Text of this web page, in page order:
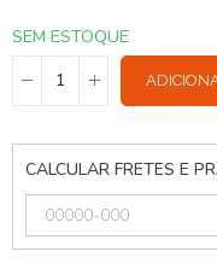
SEM ESTOQUE
CALCULAR FRETES E